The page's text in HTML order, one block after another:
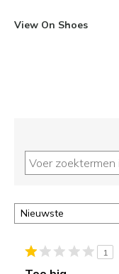
View On Shoes
1